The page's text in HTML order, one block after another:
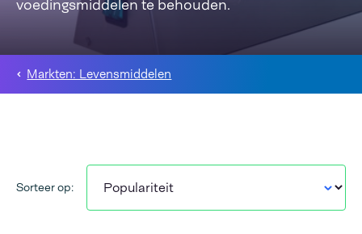
voedingsmiddelen te behouden.
Markten: Levensmiddelen
Sorteer op: